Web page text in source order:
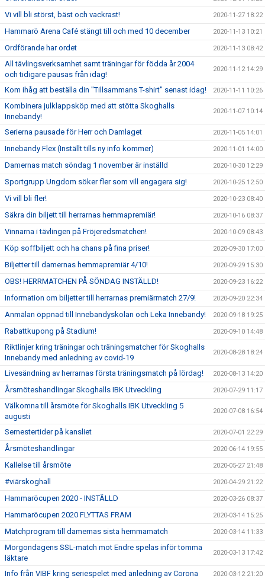
Vi vill bli störst, bäst och vackrast! 2020-11-27 18:22
Hammarö Arena Café stängt till och med 10 december 2020-11-13 10:21
Ordförande har ordet 2020-11-13 08:42
All tävlingsverksamhet samt träningar för födda år 2004
och tidigare pausas från idag!
2020-11-12 14:29
Kom ihåg att beställa din "Tillsammans T-shirt" senast idag! 2020-11-11 10:26
Kombinera julklappsköp med att stötta Skoghalls
Innebandy!
2020-11-07 10:14
Serierna pausade för Herr och Damlaget 2020-11-05 14:01
Innebandy Flex (Inställt tills ny info kommer) 2020-11-01 14:00
Damernas match söndag 1 november är inställd 2020-10-30 12:29
Sportgrupp Ungdom söker fler som vill engagera sig! 2020-10-25 12:50
Vi vill bli fler! 2020-10-23 08:40
Säkra din biljett till herrarnas hemmapremiär! 2020-10-16 08:37
Vinnarna i tävlingen på Fröjeredsmatchen! 2020-10-09 08:43
Köp soffbiljett och ha chans på fina priser! 2020-09-30 17:00
Biljetter till damernas hemmapremiär 4/10! 2020-09-29 15:30
OBS! HERRMATCHEN PÅ SÖNDAG INSTÄLLD! 2020-09-23 16:22
Information om biljetter till herrarnas premiärmatch 27/9! 2020-09-20 22:34
Anmälan öppnad till Innebandyskolan och Leka Innebandy! 2020-09-18 19:25
Rabattkupong på Stadium! 2020-09-10 14:48
Riktlinjer kring träningar och träningsmatcher för Skoghalls
Innebandy med anledning av covid-19
2020-08-28 18:24
Livesändning av herrarnas första träningsmatch på lördag! 2020-08-13 14:20
Årsmöteshandlingar Skoghalls IBK Utveckling 2020-07-29 11:17
Välkomna till årsmöte för Skoghalls IBK Utveckling 5
augusti
2020-07-08 16:54
Semestertider på kansliet 2020-07-01 22:29
Årsmöteshandlingar 2020-06-14 19:55
Kallelse till årsmöte 2020-05-27 21:48
#viärskoghall 2020-04-29 21:22
Hammaröcupen 2020 - INSTÄLLD 2020-03-26 08:37
Hammaröcupen 2020 FLYTTAS FRAM 2020-03-14 15:25
Matchprogram till damernas sista hemmamatch 2020-03-14 11:33
Morgondagens SSL-match mot Endre spelas inför tomma
läktare
2020-03-13 17:42
Info från VIBF kring seriespelet med anledning av Corona 2020-03-12 21:20